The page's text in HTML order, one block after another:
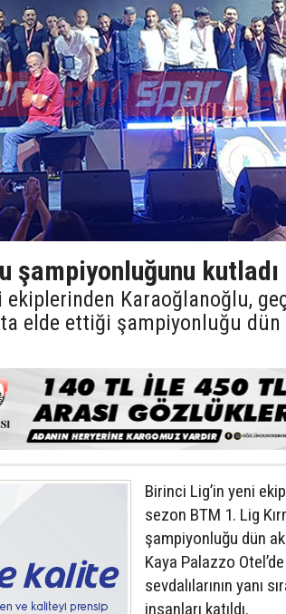
şampiyonluğunu kutladı
ekiplerinden Karaoğlanoğlu,
elde ettiği şampiyonluğu
Birinci Lig’in yeni
sezon BTM 1. Lig
şampiyonluğu dün
Kaya Palazzo
sevdalılarının yanı
insanları katıldı.